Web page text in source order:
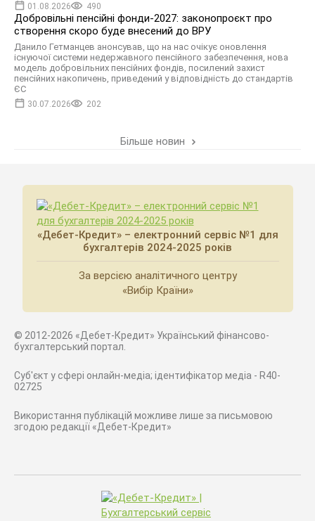
01.08.2026 490
Добровільні пенсійні фонди-2027: законопроєкт про
створення скоро буде внесений до ВРУ
Данило Гетманцев анонсував, що на нас очікує оновлення
існуючої системи недержавного пенсійного забезпечення, нова
модель добровільних пенсійних фондів, посилений захист
пенсійних накопичень, приведений у відповідність до стандартів
ЄС
30.07.2026 202
Більше новин
«Дебет-Кредит» – електронний сервіс №1 для
бухгалтерів 2024-2025 років
За версією аналітичного центру
«Вибір Країни»
© 2012-2026 «Дебет-Кредит» Український фінансово-
бухгалтерський портал.
Суб'єкт у сфері онлайн-медіа; ідентифікатор медіа - R40-
02725
Використання публікацій можливе лише за письмовою
згодою редакції «Дебет-Кредит»